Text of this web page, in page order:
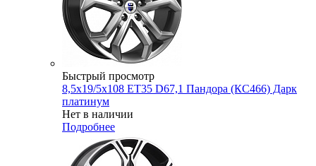
Быстрый просмотр
8,5x19/5x108 ET35 D67,1 Пандора (КС466) Дарк
платинум
Нет в наличии
Подробнее